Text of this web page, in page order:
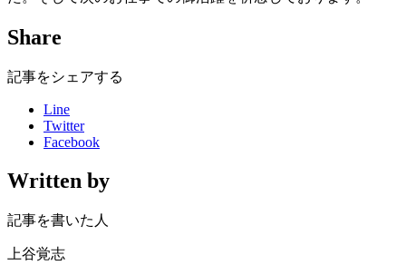
Share
記事をシェアする
Line
Twitter
Facebook
Written by
記事を書いた人
上谷覚志